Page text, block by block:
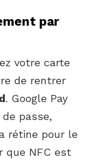
par
votre carte
de rentrer
. Google Pay
passe,
rétine pour le
que NFC est